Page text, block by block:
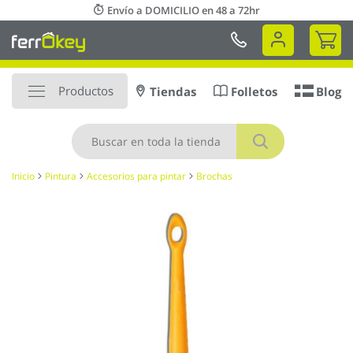
al
contenido
Envío a DOMICILIO en 48 a 72hr
Mi
Productos
Buscar
Tiendas Folletos Blog
Inicio Pintura Accesorios para pintar Brochas